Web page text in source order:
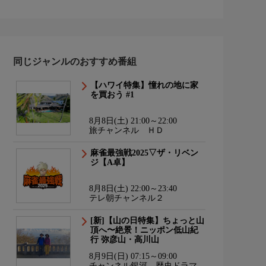
同じジャンルのおすすめ番組
【ハワイ特集】憧れの地に家
を買おう #1
8月8日(土) 21:00～22:00
旅チャンネル ＨＤ
麻雀最強戦2025▽ザ・リベン
ジ【A卓】
8月8日(土) 22:00～23:40
テレ朝チャンネル２
[新]【山の日特集】ちょっと山
頂へ〜絶景！ニッポン低山紀
行 弥彦山・高川山
8月9日(日) 07:15～09:00